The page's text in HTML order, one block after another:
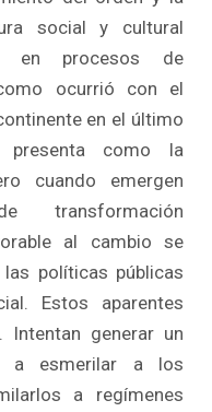
social y cultural
en procesos de
ocurrió con el
en el último
como la
cuando emergen
transformación
al cambio se
políticas públicas
Estos aparentes
Intentan generar un
a esmerilar a los
a regímenes